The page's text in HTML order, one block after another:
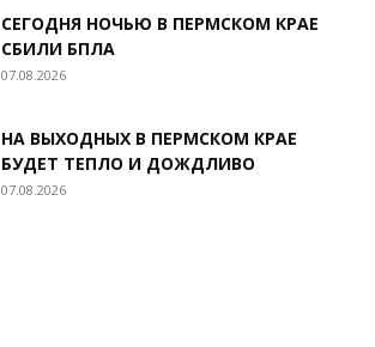
СЕГОДНЯ НОЧЬЮ В ПЕРМСКОМ КРАЕ
СБИЛИ БПЛА
07.08.2026
НА ВЫХОДНЫХ В ПЕРМСКОМ КРАЕ
БУДЕТ ТЕПЛО И ДОЖДЛИВО
07.08.2026